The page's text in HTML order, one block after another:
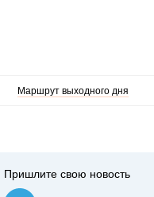
Маршрут выходного дня
Пришлите свою новость